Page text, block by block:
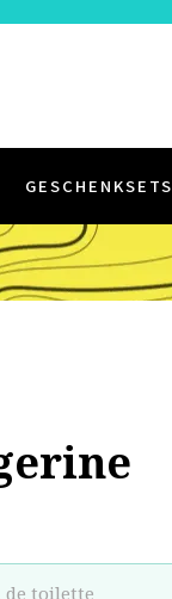
GESCHENKSETS
de toilette